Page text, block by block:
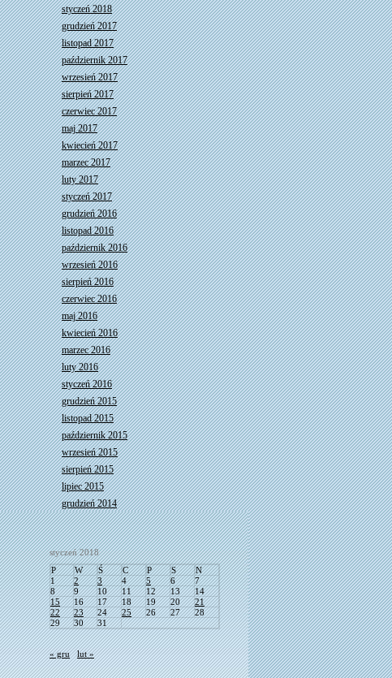
styczeń 2018
grudzień 2017
listopad 2017
październik 2017
wrzesień 2017
sierpień 2017
czerwiec 2017
maj 2017
kwiecień 2017
marzec 2017
luty 2017
styczeń 2017
grudzień 2016
listopad 2016
październik 2016
wrzesień 2016
sierpień 2016
czerwiec 2016
maj 2016
kwiecień 2016
marzec 2016
luty 2016
styczeń 2016
grudzień 2015
listopad 2015
październik 2015
wrzesień 2015
sierpień 2015
lipiec 2015
grudzień 2014
styczeń 2018
P
W Ś C P S
N
1
2 3 4 5 6
7
8
9 10 11 12 13
14
15
16 17 18 19 20
21
22
23 24 25 26 27
28
29
30 31
« gru lut »